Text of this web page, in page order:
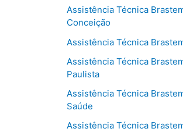
Assistência Técnica
Conceição
Assistência Técnica
Assistência Técnica
Paulista
Assistência Técnica
Saúde
Assistência Técnica